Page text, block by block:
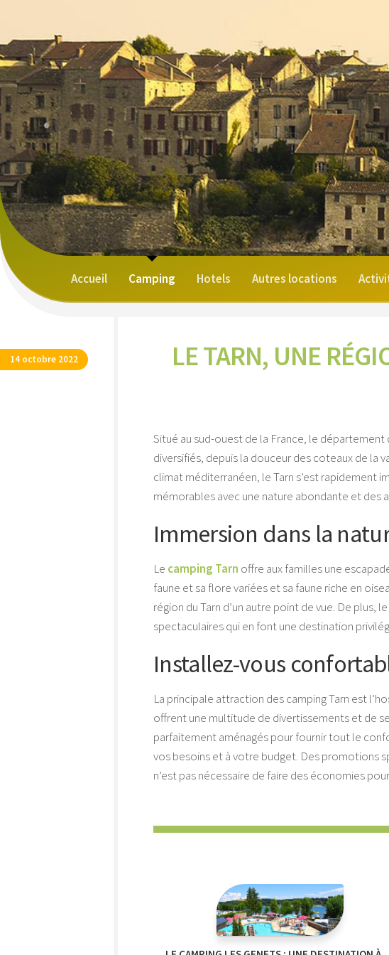
Accueil Camping Hotels Autres locations
LE TARN, UNE
14 octobre 2022
Situé au sud-ouest de la France, le
diversifiés, depuis la douceur des coteaux de la
climat méditerranéen, le Tarn s’est rapidement
mémorables avec une nature abondante et des
Immersion dans la
Le camping Tarn offre aux familles une
faune et sa flore variées et sa faune riche en
région du Tarn d’un autre point de vue. De
spectaculaires qui en font une destination
Installez-vous
La principale attraction des camping Tarn est
offrent une multitude de divertissements et de
parfaitement aménagés pour fournir tout le
vos besoins et à votre budget. Des promotions
n’est pas nécessaire de faire des économies